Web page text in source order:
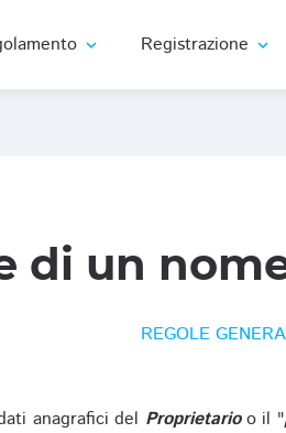
expand_more Registrazione expand_more
di un
REGOLE
anagrafici del Proprietarioo il "